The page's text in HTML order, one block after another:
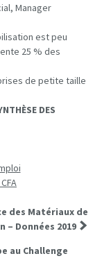
Manager
est peu
25 % des
de petite taille
DES
des Matériaux de
– Données 2019
au Challenge